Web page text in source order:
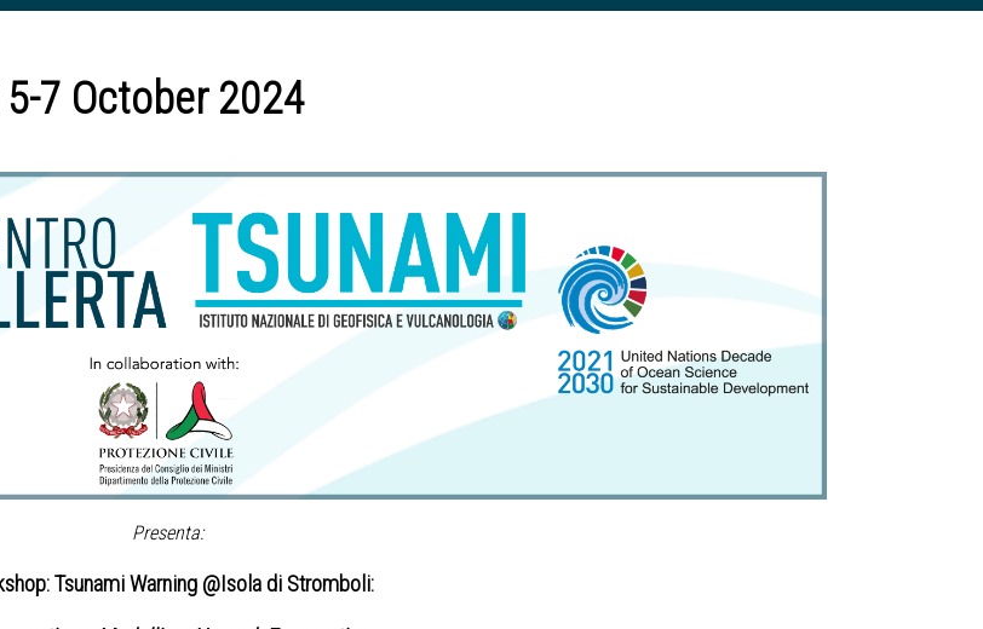
7 October 2024
Presenta:
Tsunami Warning @Isola di Stromboli: